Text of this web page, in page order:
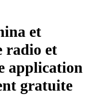
et
radio et
application
gratuite